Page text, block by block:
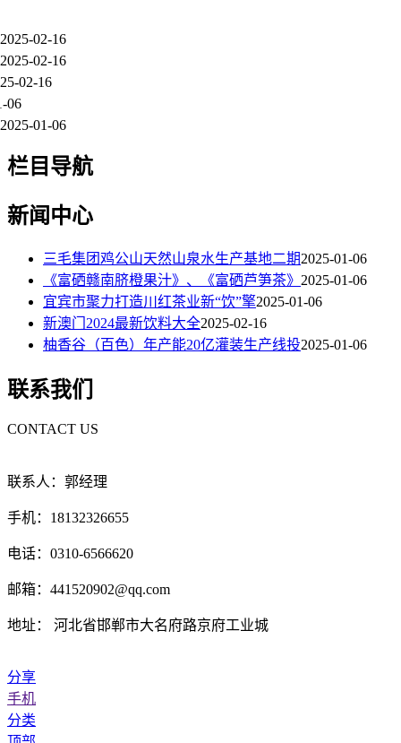
2025-02-16
2025-02-16
02-16
06
2025-01-06
栏目导航
新闻中心
三毛集团鸡公山天然山泉水生产基地二期2025-01-06
《富硒赣南脐橙果汁》、《富硒芦笋茶》 2025-01-06
宜宾市聚力打造川红茶业新“饮”擎2025-01-06
新澳门2024最新饮料大全2025-02-16
柚香谷（百色）年产能20亿灌装生产线投2025-01-06
联系我们
CONTACT US
联系人：郭经理
手机：18132326655
电话：0310-6566620
邮箱：441520902@qq.com
地址： 河北省邯郸市大名府路京府工业城
分享
手机
分类